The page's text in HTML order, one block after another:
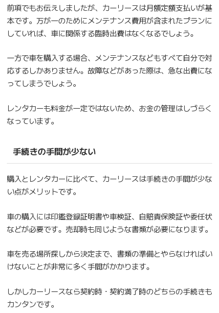
前項でもお伝えしましたが、カーリースは月額定額支払いが基
本です。万が一のためにメンテナンス費用が含まれたプランに
していれば、車に関係する臨時出費はなくなるでしょう。
一方で車を購入する場合、メンテナンスなどもすべて自分で対
応するしかありません。故障などがあった際は、急な出費にな
ってしまうでしょう。
レンタカーも料金が一定ではないため、お金の管理はしづらく
なっています。
手続きの手間が少ない
購入とレンタカーに比べて、カーリースは手続きの手間が少な
い点がメリットです。
車の購入には印鑑登録証明書や車検証、自賠責保険証や委任状
などが必要です。売却時も同じような書類が必要になります。
車を売る場所探しから決定まで、書類の準備とやらなければい
けないことが非常に多く手間がかかります。
しかしカーリースなら契約時・契約満了時のどちらの手続きも
カンタンです。